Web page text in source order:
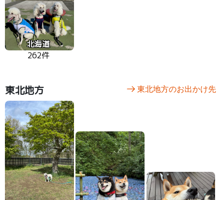
北海道
262件
東北地方 東北地方のお出かけ先